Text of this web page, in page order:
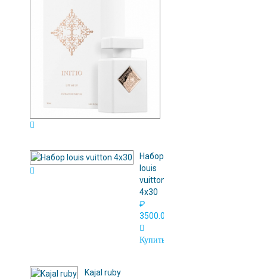
Набор
louis
vuitton
4x30
₽
3500.00
Купить
Kajal ruby